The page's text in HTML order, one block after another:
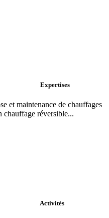
Expertises
et maintenance de chauffages
chauffage réversible...
Activités